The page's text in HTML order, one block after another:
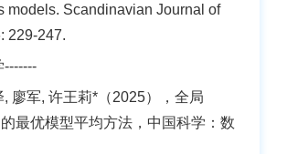
models. Scandinavian Journal of
229-247.
-------
, 廖军, 许王莉*（2025），全局
最优模型平均方法，中国科学：数